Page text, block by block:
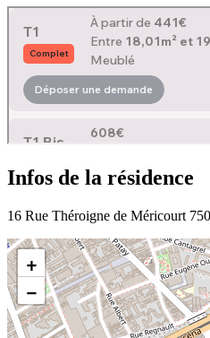
Infos de la résidence
16 Rue Théroigne de Méricourt
+
−